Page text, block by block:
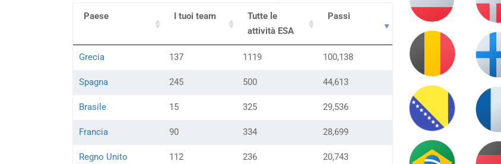
Paese I tuoi team
Tutte le
attività ESA
Passi
Grecia 137 1119 100,138
Spagna 245 500 44,613
Brasile 15 325 29,536
Francia 90 334 28,699
Regno Unito 112 236 20,743